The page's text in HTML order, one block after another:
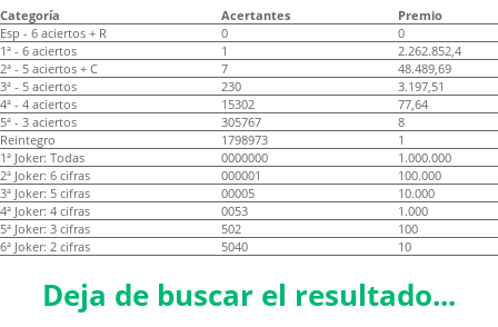
Categoría Acertantes
Premio
Esp - 6 aciertos + R
0
0
1ª - 6 aciertos
1
2.262.852,4
2ª - 5 aciertos + C
7
48.489,69
3ª - 5 aciertos
230
3.197,51
4ª - 4 aciertos
15302
77,64
5ª - 3 aciertos
305767
8
Reintegro
1798973
1
1ª Joker: Todas
0000000
1.000.000
2ª Joker: 6 cifras
000001
100.000
3ª Joker: 5 cifras
00005
10.000
4ª Joker: 4 cifras
0053
1.000
5ª Joker: 3 cifras
502
100
6ª Joker: 2 cifras
5040 10
Deja de buscar el resultado...